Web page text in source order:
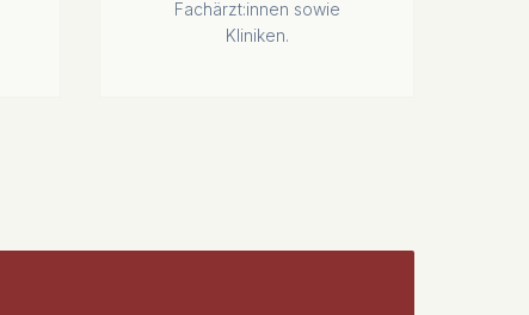
Fachärzt:innen sowie
Kliniken.